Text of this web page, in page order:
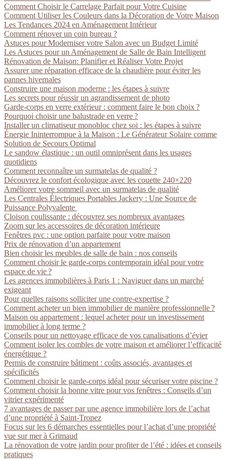
Comment Choisir le Carrelage Parfait pour Votre Cuisine
Comment Utiliser les Couleurs dans la Décoration de Votre Maison
Les Tendances 2024 en Aménagement Intérieur
Comment rénover un coin bureau ?
Astuces pour Moderniser votre Salon avec un Budget Limité
Les Astuces pour un Aménagement de Salle de Bain Intelligent
Rénovation de Maison: Planifier et Réaliser Votre Projet
Assurer une réparation efficace de la chaudière pour éviter les
pannes hivernales
Construire une maison moderne : les étapes à suivre
Les secrets pour réussir un agrandissement de photo
Garde-corps en verre extérieur : comment faire le bon choix ?
Pourquoi choisir une balustrade en verre ?
Installer un climatiseur monobloc chez soi : les étapes à suivre
Énergie Ininterrompue à la Maison : Le Générateur Solaire comme
Solution de Secours Optimal
Le sandow élastique : un outil omniprésent dans les usages
quotidiens
Comment reconnaître un surmatelas de qualité ?
Découvrez le confort écologique avec les couette 240×220
Améliorer votre sommeil avec un surmatelas de qualité
Les Centrales Électriques Portables Jackery : Une Source de
Puissance Polyvalente
Cloison coulissante : découvrez ses nombreux avantages
Zoom sur les accessoires de décoration intérieure
Fenêtres pvc : une option parfaite pour votre maison
Prix de rénovation d’un appartement
Bien choisir les meubles de salle de bain : nos conseils
Comment choisir le garde-corps contemporain idéal pour votre
espace de vie ?
Les agences immobilières à Paris 1 : Naviguer dans un marché
exigeant
Pour quelles raisons solliciter une contre-expertise ?
Comment acheter un bien immobilier de manière professionnelle ?
Maison ou appartement : lequel acheter pour un investissement
immobilier à long terme ?
Conseils pour un nettoyage efficace de vos canalisations d’évier
Comment isoler les combles de votre maison et améliorer l’efficacité
énergétique ?
Permis de construire bâtiment : coûts associés, avantages et
spécificités
Comment choisir le garde-corps idéal pour sécuriser votre piscine ?
Comment choisir la bonne vitre pour vos fenêtres : Conseils d’un
vitrier expérimenté
7 avantages de passer par une agence immobilière lors de l’achat
d’une propriété à Saint-Tropez
Focus sur les 6 démarches essentielles pour l’achat d’une propriété
vue sur mer à Grimaud
La rénovation de votre jardin pour profiter de l’été : idées et conseils
pratiques